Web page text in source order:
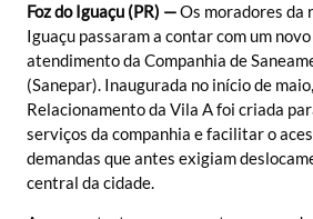
Foz do Iguaçu (PR) —Os moradores da
Iguaçu passaram a contar com um
atendimento da Companhia de
(Sanepar). Inaugurada no início de
Relacionamento da Vila A foi criada
serviços da companhia e facilitar o
demandas que antes exigiam
central da cidade.